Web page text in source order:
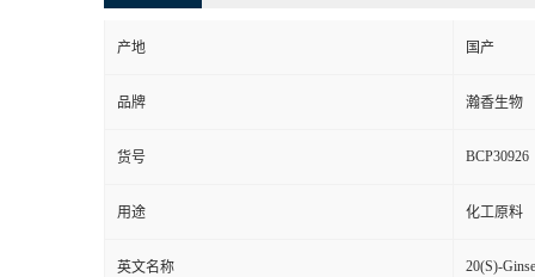
产地 国产
品牌 瀚香生物
货号 BCP30926
用途 化工原料
英文名称 20(S)-